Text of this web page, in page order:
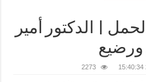
| الدكتور أمير
ورضيع
2273